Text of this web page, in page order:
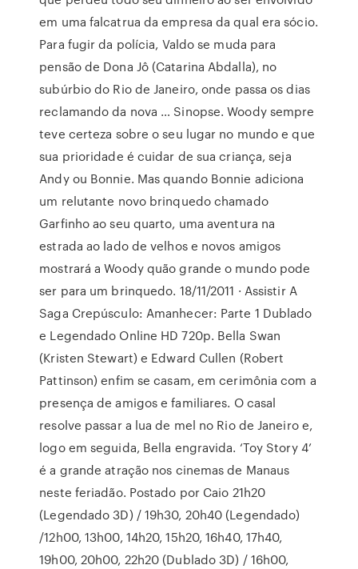
em uma falcatrua da empresa da qual era sócio.
Para fugir da polícia, Valdo se muda para
pensão de Dona Jô (Catarina Abdalla), no
subúrbio do Rio de Janeiro, onde passa os dias
reclamando da nova … Sinopse. Woody sempre
teve certeza sobre o seu lugar no mundo e que
sua prioridade é cuidar de sua criança, seja
Andy ou Bonnie. Mas quando Bonnie adiciona
um relutante novo brinquedo chamado
Garfinho ao seu quarto, uma aventura na
estrada ao lado de velhos e novos amigos
mostrará a Woody quão grande o mundo pode
ser para um brinquedo. 18/11/2011 · Assistir A
Saga Crepúsculo: Amanhecer: Parte 1 Dublado
e Legendado Online HD 720p. Bella Swan
(Kristen Stewart) e Edward Cullen (Robert
Pattinson) enfim se casam, em cerimônia com a
presença de amigos e familiares. O casal
resolve passar a lua de mel no Rio de Janeiro e,
logo em seguida, Bella engravida. ‘Toy Story 4’
é a grande atração nos cinemas de Manaus
neste feriadão. Postado por Caio 21h20
(Legendado 3D) / 19h30, 20h40 (Legendado)
/12h00, 13h00, 14h20, 15h20, 16h40, 17h40,
19h00, 20h00, 22h20 (Dublado 3D) / 16h00,